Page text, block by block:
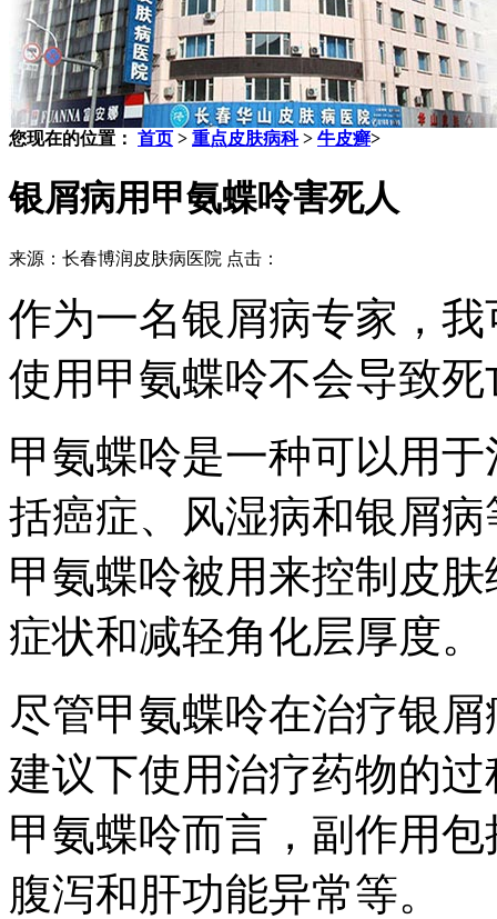
您现在的位置： 首页 > 重点皮肤病科> 牛皮癣>
银屑病用甲氨蝶呤害死人
来源：长春博润皮肤病医院 点击：
作为一名银屑病专家，
使用甲氨蝶呤不会导致死
甲氨蝶呤是一种可以用
括癌症、风湿病和银屑
甲氨蝶呤被用来控制皮
症状和减轻角化层厚度。
尽管甲氨蝶呤在治疗银
建议下使用治疗药物的
甲氨蝶呤而言，副作用
腹泻和肝功能异常等。